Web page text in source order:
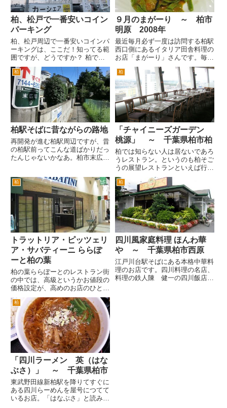
柏、松戸で一番安いコイン
パーキング
柏、松戸周辺で一番安いコインパ
ーキングは、ここだ！知ってる範
囲ですが、どうですか？ 柏で
は、国道6号下り呼塚交差点の高
架橋を上がる手前あたり。一日最
大500円です。 柏駅西口から徒歩
10分くらいでしょうか。 上の駐
車場の向かい、国道６号上り...
９月のまがーり ～ 柏市
明原 2008年
最近毎月必ず一度は訪問する柏駅
西口側にあるイタリア田舎料理の
お店「まがーり」さんです。毎
月、パスタやデザートがｌ、何が
出てくるか楽しみなお店です。
ここしばらくは、毎月イタリアの
都市をテーマにして、街や、ひ
と、料理などを紹介したメニュー
があ...
柏
柏駅そばに昔ながらの路地
再開発が進む柏駅周辺ですが、昔
の柏駅前ってこんな道ばかりだっ
たんじゃないかなあ。柏市末広町
昔ながらの「路地」がありまし
た。 高島屋第一駐車場の真裏付
近です。とにかく狭い。車は、入
れ...
柏
「チャイニーズガーデン
桃源」 ～ 千葉県柏市柏
柏では知らない人は居ないであろ
うレストラン。というのも柏そご
うの展望レストランといえば行っ
たことがなくとも、知っているひ
とが殆どかとおもいます。なにせ
柏駅東口を出るとどど～んと目立
ってますから。 こちらの売りは
景色が抜群なことでしょう。３
６...
柏
トラットリア・ピッツェリ
ア・サバティーニ ららぽ
ーと柏の葉
柏の葉ららぽーとのレストラン街
の中では、高級というかお値段の
価格設定が、高めのお店のひとつ
でしょうか。つまり、予算が、高
めのお店です。 ただご予算が高
い分、サービスやお料理もそれな
りに満足が、できるお店です。サ
バティーニは、イタリアの高級
レ...
柏
四川風家庭料理 ほんわ華
や ～ 千葉県柏市西原
江戸川台駅そばにある本格中華料
理のお店です。四川料理の名店、
料理の鉄人陳 健一の四川飯店の
柏
「四川ラーメン 英（はな
ぶさ）」 ～ 千葉県柏市
東武野田線新柏駅を降りてすぐに
ある四川らーめんを屋号につてて
いるお店。「はなぶさ」と読みま